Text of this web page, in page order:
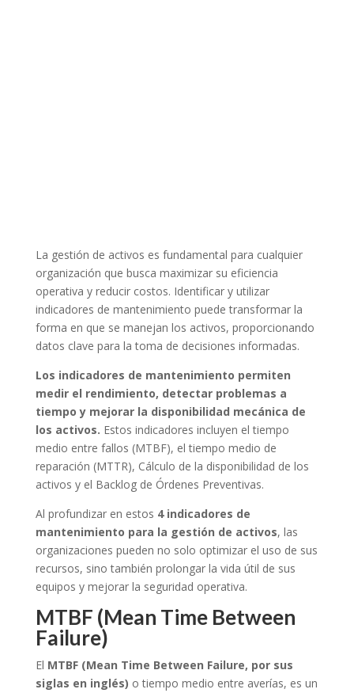
La gestión de activos es fundamental para cualquier
organización que busca maximizar su eficiencia
operativa y reducir costos. Identificar y utilizar
indicadores de mantenimiento puede transformar la
forma en que se manejan los activos, proporcionando
datos clave para la toma de decisiones informadas.
Los indicadores de mantenimiento permiten
medir el rendimiento, detectar problemas a
tiempo y mejorar la disponibilidad mecánica de
los activos. Estos indicadores incluyen el tiempo
medio entre fallos (MTBF), el tiempo medio de
reparación (MTTR), Cálculo de la disponibilidad de los
activos y el Backlog de Órdenes Preventivas.
Al profundizar en estos 4 indicadores de
mantenimiento para la gestión de activos, las
organizaciones pueden no solo optimizar el uso de sus
recursos, sino también prolongar la vida útil de sus
equipos y mejorar la seguridad operativa.
MTBF (Mean Time Between
Failure)
El MTBF (Mean Time Between Failure, por sus
siglas en inglés) o tiempo medio entre averías, es un